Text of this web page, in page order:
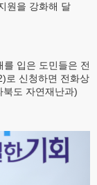
원을 강화해 달
입은 도민들은 전
로 신청하면 전화상
도 자연재난과)